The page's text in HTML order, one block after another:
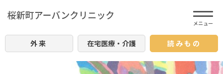
外来 在宅医療・介護 読みもの